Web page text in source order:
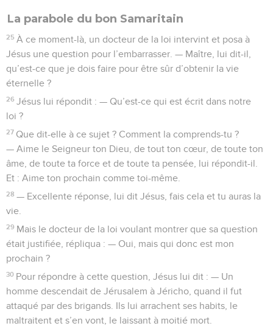
La parabole du bon Samaritain
25 À ce moment-là, un docteur de la loi intervint et posa à
Jésus une question pour l’embarrasser. — Maître, lui dit-il,
qu’est-ce que je dois faire pour être sûr d’obtenir la vie
éternelle ?
26 Jésus lui répondit : — Qu’est-ce qui est écrit dans notre
loi ?
27 Que dit-elle à ce sujet ? Comment la comprends-tu ?
— Aime le Seigneur ton Dieu, de tout ton cœur, de toute ton
âme, de toute ta force et de toute ta pensée, lui répondit-il.
Et : Aime ton prochain comme toi-même.
28 — Excellente réponse, lui dit Jésus, fais cela et tu auras la
vie.
29 Mais le docteur de la loi voulant montrer que sa question
était justifiée, répliqua : — Oui, mais qui donc est mon
prochain ?
30 Pour répondre à cette question, Jésus lui dit : — Un
homme descendait de Jérusalem à Jéricho, quand il fut
attaqué par des brigands. Ils lui arrachent ses habits, le
maltraitent et s’en vont, le laissant à moitié mort.